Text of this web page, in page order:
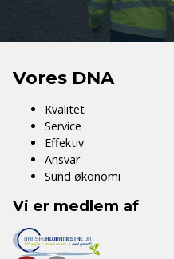
Vores DNA
Kvalitet
Service
Effektiv
Ansvar
Sund økonomi
Vi er medlem af